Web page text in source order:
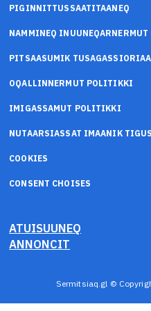
PIGINNITTUSSAATITAANEQ
NAMMINEQ
PITSAASUMIK
OQALLINNERMUT POLITIKKI
IMIGASSAMUT POLITIKKI
NUTAARSIASSAT IMAANIK
COOKIES
CONSENT CHOISES
ATUISUUNEQ
ANNONCIT
Sermitsiaq.gl ©